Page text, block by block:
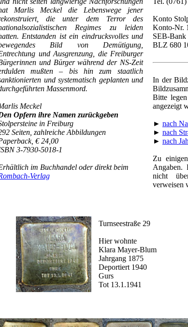
Marlis Meckel die Lebenswege jener
die unter dem Terror des
Regimes zu leiden
Entstanden ist ein eindrucksvolles und
Bild von Demütigung,
und Ausgrenzung, die Freiburger
und Bürger während der NS-Zeit
mußten – bis hin zum staatlich
und systematisch geplanten und
Massenmord.
Meckel
Opfern ihre Namen zurückgeben
in Freiburg
Seiten, zahlreiche Abbildungen
€ 24,00
3-7930-5018-1
im Buchhandel oder direkt beim
Verlag
Konto
Konto-Nr.
SEB-Bank
BLZ 680
In der
Bitte
angezeigt
► nach
► nach
► nach
Zu
Angaben.
nicht
verweisen
Turnseestraße 29
Hier wohnte
Klara Mayer-Blum
Jahrgang 1875
Deportiert 1940
Gurs
Tot 13.1.1941